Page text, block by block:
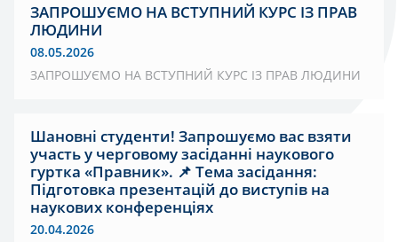
ЗАПРОШУЄМО НА ВСТУПНИЙ КУРС ІЗ ПРАВ
ЛЮДИНИ
08.05.2026
ЗАПРОШУЄМО НА ВСТУПНИЙ КУРС ІЗ ПРАВ ЛЮДИНИ
Шановні студенти! Запрошуємо вас взяти
участь у черговому засіданні наукового
гуртка «Правник». 📌 Тема засідання:
Підготовка презентацій до виступів на
наукових конференціях
20.04.2026